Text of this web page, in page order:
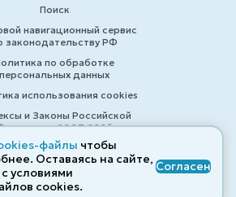
Поиск
навигационный сервис
законодательству РФ
по обработке
персональных данных
использования cookies
и Законы Российской
2007-2026
© ZAKONRF.INFO
файлы чтобы
Оставаясь на сайте,
условиями
cооkies.
Согласен